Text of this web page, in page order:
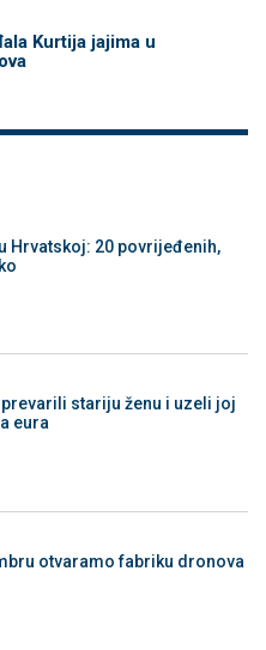
Kurtija jajima u
Hrvatskoj: 20 povrijeđenih,
stariju ženu i uzeli joj
eura
otvaramo fabriku dronova